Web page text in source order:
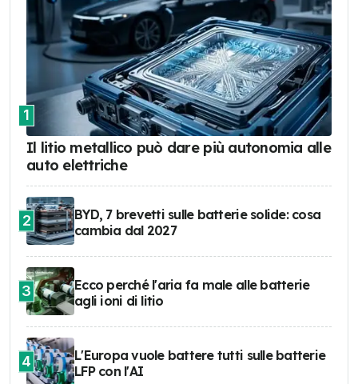
1
Il litio metallico può dare più autonomia alle
auto elettriche
2
BYD, 7 brevetti sulle batterie solide: cosa
cambia dal 2027
3
Ecco perché l'aria fa male alle batterie
agli ioni di litio
4
L'Europa vuole battere tutti sulle batterie
LFP con l'AI